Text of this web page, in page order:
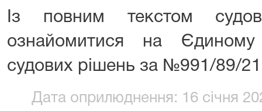
Із повним текстом
ознайомитися на Єдиному
судових рішень за №991/89/
Дата оприлюднення: 16 січня